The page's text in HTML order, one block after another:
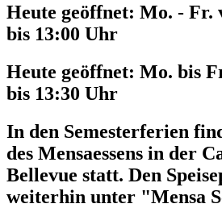
Heute geöffnet: Mo. - Fr.
bis 13:00 Uhr
Heute geöffnet: Mo. bis
bis 13:30 Uhr
In den Semesterferien
des Mensaessens in der
Bellevue statt. Den
weiterhin unter "Mensa